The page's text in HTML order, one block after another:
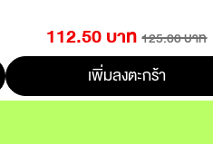
112.50 บาท 125.00 บาท
เพิ่มลงตะกร้า